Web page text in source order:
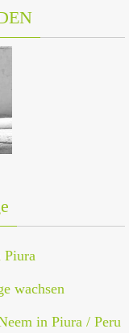
Piura
wachsen
in Piura / Peru